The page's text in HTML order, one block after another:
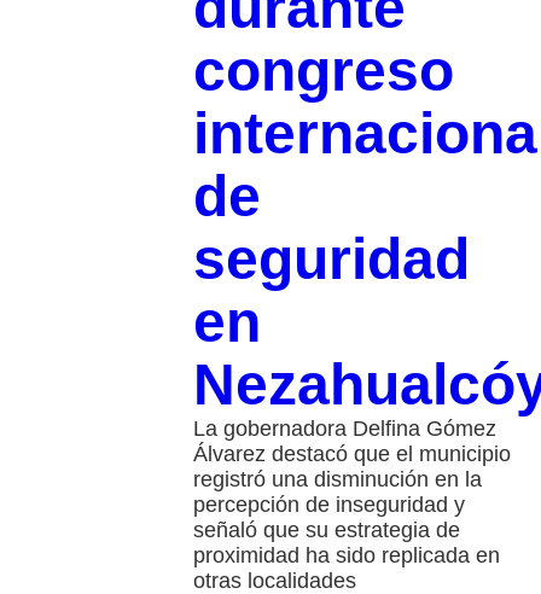
congreso
de
seguridad
en
La gobernadora Delfina Gómez
Álvarez destacó que el municipio
registró una disminución en la
percepción de inseguridad y
señaló que su estrategia de
proximidad ha sido replicada en
otras localidades